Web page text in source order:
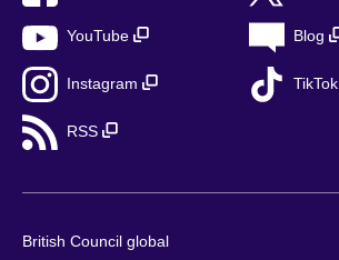
YouTube Blog
Instagram TikTok
RSS
British Council global